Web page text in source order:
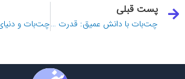
قبلیپست قبلی
چت‌بات با دانش عمیق: قدرت Knowledge Graph در تعاملات هوشمند